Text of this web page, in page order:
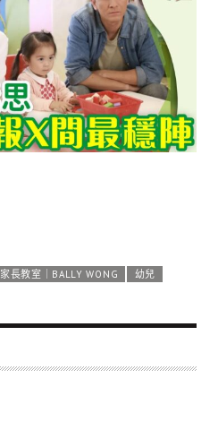
家長教室｜BALLY WONG
幼兒